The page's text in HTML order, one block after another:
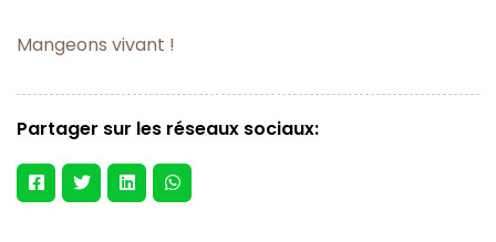
Mangeons vivant !
Partager sur les réseaux sociaux: